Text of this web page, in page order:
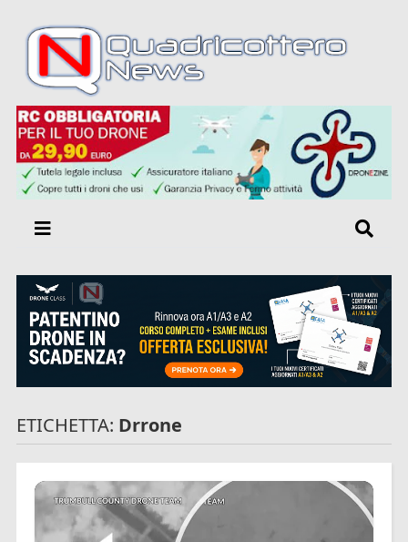
ETICHETTA: Drrone